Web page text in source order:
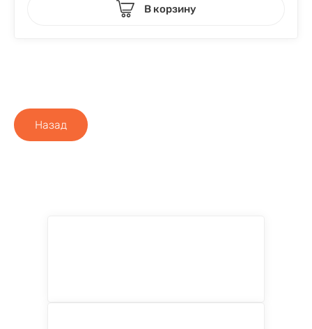
В корзину
Назад